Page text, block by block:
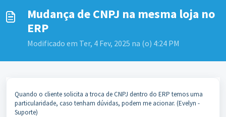
Mudança de CNPJ na mesma loja no
ERP
Modificado em Ter, 4 Fev, 2025 na (o) 4:24 PM
Quando o cliente solicita a troca de CNPJ dentro do ERP temos uma
particularidade, caso tenham dúvidas, podem me acionar. (Evelyn -
Suporte)